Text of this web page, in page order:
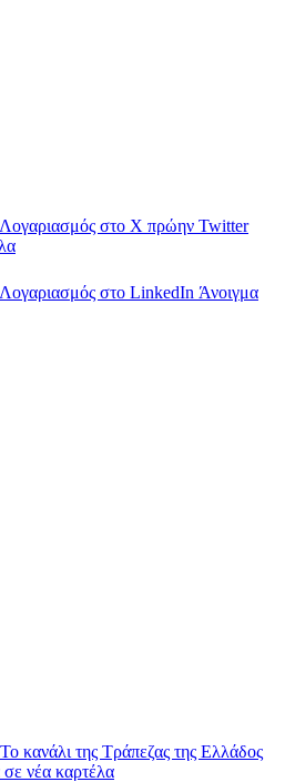
Λογαριασμός στο X πρώην Twitter
Λογαριασμός στο LinkedIn Άνοιγμα
Το κανάλι της Τράπεζας της Ελλάδος
σε νέα καρτέλα